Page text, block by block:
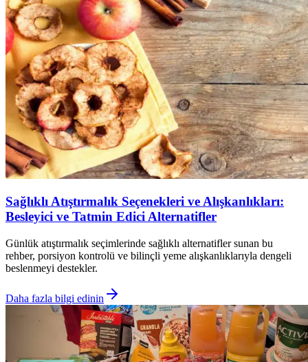
Sağlıklı Atıştırmalık Seçenekleri ve Alışkanlıkları:
Besleyici ve Tatmin Edici Alternatifler
Günlük atıştırmalık seçimlerinde sağlıklı alternatifler sunan bu
rehber, porsiyon kontrolü ve bilinçli yeme alışkanlıklarıyla dengeli
beslenmeyi destekler.
Daha fazla bilgi edinin